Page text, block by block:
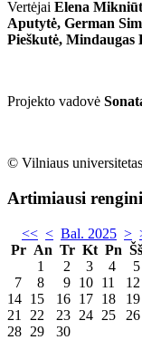
Vertėjai Elena
Aputytė, German
Pieškutė, Mindaugas
Projekto vadovė
© Vilniaus
Artimiausi
<< < Bal. 2025 >
Pr An Tr Kt Pn Šš
1
2 3 4 5
7
8 9 10 11 12
14 15 16 17 18 19
21
22 23 24 25 26
28 29 30